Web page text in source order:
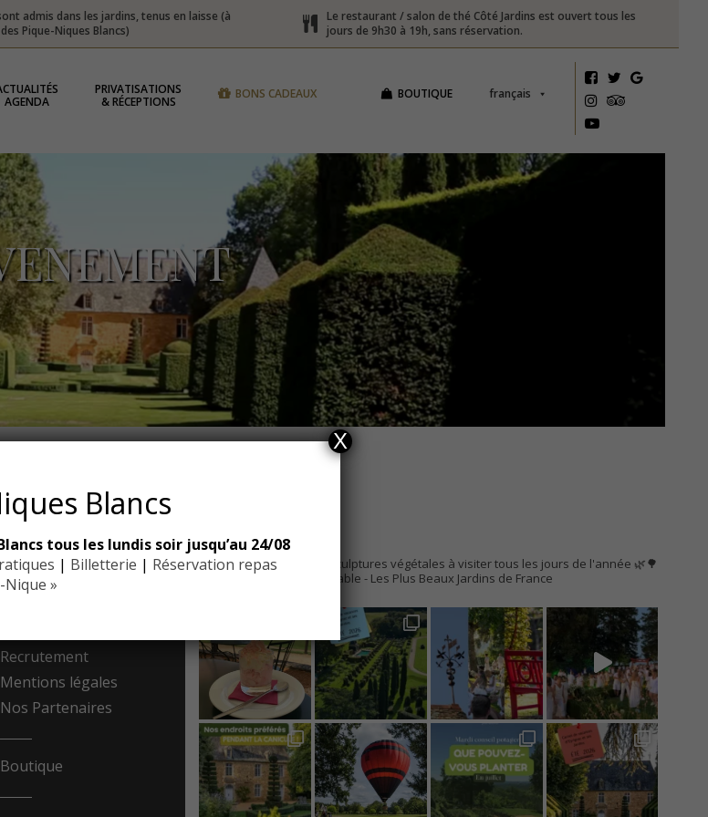
admis dans les jardins, tenus en laisse (à
Pique-Niques Blancs)
Le restaurant / salon de thé Côté Jardins est ouvert tous les
jours de 9h30 à 19h, sans réservation.
AGENDA
PRIVATISATIONS
& RÉCEPTIONS
français
BOUTIQUE
BONS CADEAUX
Recrutement
Mentions légales
Nos Partenaires
Boutique
EYRIGNAC
10 hectares de sculptures végétales à visiter tous les jours de l'année 🌿🌳
- Jardin Remarquable- Les Plus Beaux Jardins de France
Blancs
tous les lundis soir jusqu’au 24/08
| Billetterie | Réservation repas
Nique »
X